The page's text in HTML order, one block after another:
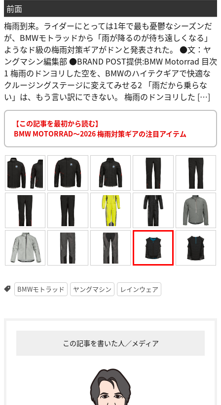
前面
梅雨到来。ライダーにとっては1年で最も憂鬱なシーズンだ
が、BMWモトラッドから「雨が降るのが待ち遠しくなる」
ようなド級の梅雨対策ギアがドンと発表された。 ●文：ヤ
ングマシン編集部 ●BRAND POST提供:BMW Motorrad 目次
1 梅雨のドンヨリした空を、BMWのハイテクギアで快適な
クルージングステージに変えてみせる2 「雨だから乗らな
い」は、もう言い訳にできない。 梅雨のドンヨリした […]
【この記事を最初から読む】
BMW MOTORRAD〜2026 梅雨対策ギアの注目アイテム
BMWモトラッド ヤングマシン レインウェア
この記事を書いた人／メディア